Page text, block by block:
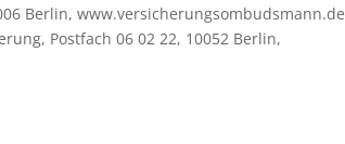
Berlin, www.versicherungsombudsmann.de
Postfach 06 02 22, 10052 Berlin,